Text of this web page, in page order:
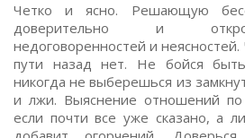
Четко и ясно. Решающую
доверительно и
недоговоренностей и
пути назад нет. Не бойся
никогда не выберешься из
и лжи. Выяснение отношений
если почти все уже сказано, а